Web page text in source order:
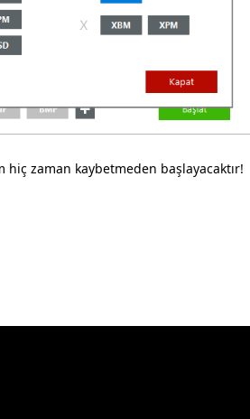
zaman kaybetmeden başlayacaktır!